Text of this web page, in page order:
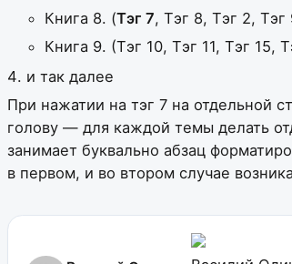
Книга 8. (Тэг 7, Тэг 8, Тэг 2, Тэг
Книга 9. (Тэг 10, Тэг 11, Тэг 15,
и так далее
При нажатии на тэг 7 на отдельной
голову — для каждой темы делать
занимает буквально абзац
в первом, и во втором случае